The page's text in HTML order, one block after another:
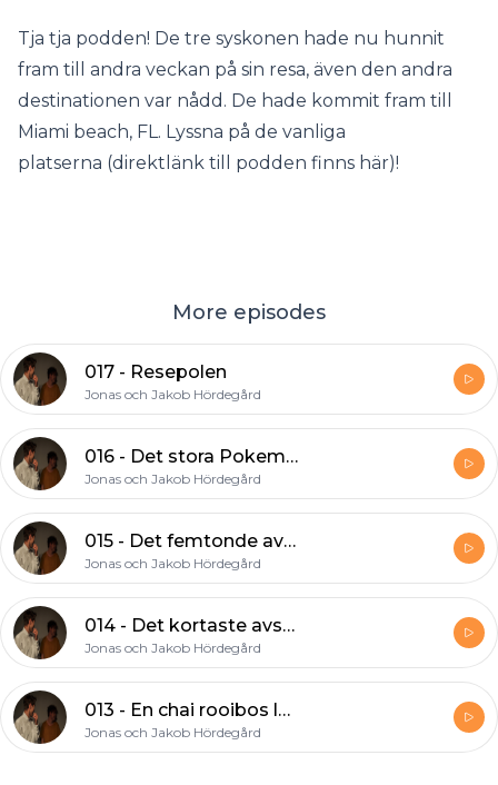
Tja tja podden! De tre syskonen hade nu hunnit
fram till andra veckan på sin resa, även den andra
destinationen var nådd. De hade kommit fram till
Miami beach, FL. Lyssna på de vanliga
platserna (direktlänk till podden finns här)!
More episodes
017 - Resepolen
Jonas och Jakob Hördegård
016 - Det stora Pokemon- eller Willysavsnittet
Jonas och Jakob Hördegård
015 - Det femtonde avsnittet
Jonas och Jakob Hördegård
014 - Det kortaste avsnittet
Jonas och Jakob Hördegård
013 - En chai rooibos latte
Jonas och Jakob Hördegård